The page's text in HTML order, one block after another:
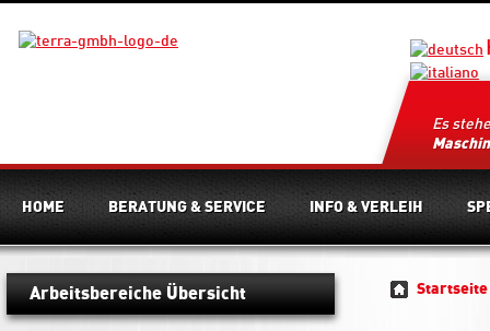
Es
HOME BERATUNG & SERVICE INFO & VERLEIH
Arbeitsbereiche Übersicht Startseite